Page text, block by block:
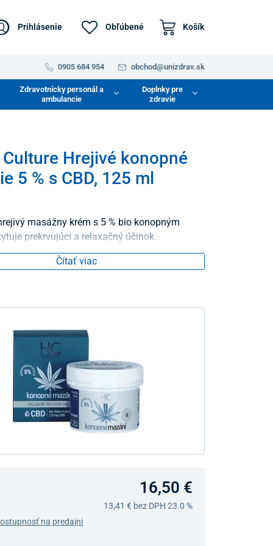
Prihlásenie Obľúbené Košík
0905 684 954 obchod@unizdrav.sk
Zdravotnícky personál a
ambulancie
Doplnky pre
zdravie
Hrejivé konopné
5 % s CBD, 125 ml
masážny krém s 5 % bio konopným
prekrvujúci a relaxačný účinok.
Čítať viac
16,50 €
13,41 € bez DPH 23.0 %
na predajni